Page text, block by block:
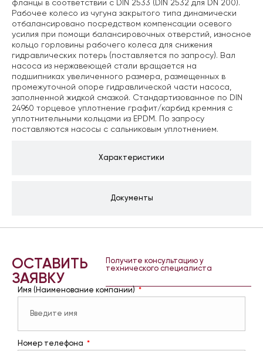
Характеристики
Документы
фланцы в соответствии с DIN 2533 (DIN 2532 для DN 200).
Рабочее колесо из чугуна закрытого типа динамически
отбалансировано посредством компенсации осевого
усилия при помощи балансировочных отверстий, износное
кольцо горловины рабочего колеса для снижения
гидравлических потерь (поставляется по запросу). Вал
насоса из нержавеющей стали вращается на
подшипниках увеличенного размера, размещенных в
промежуточной опоре гидравлической части насоса,
заполненной жидкой смазкой. Стандартизованное по DIN
24960 торцевое уплотнение графит/карбид кремния с
уплотнительными кольцами из EPDM. По запросу
поставляются насосы с сальниковым уплотнением.
ОСТАВИТЬ
ЗАЯВКУ
Получите консультацию у
технического специалиста
Имя (Наименование компании)
Номер телефона